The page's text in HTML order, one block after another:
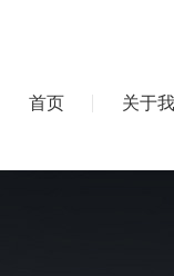
首页 关于